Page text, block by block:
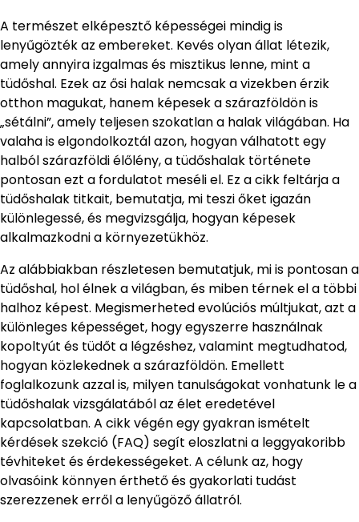
A természet elképesztő képességei mindig is
lenyűgözték az embereket. Kevés olyan állat létezik,
amely annyira izgalmas és misztikus lenne, mint a
tüdőshal. Ezek az ősi halak nemcsak a vizekben érzik
otthon magukat, hanem képesek a szárazföldön is
„sétálni”, amely teljesen szokatlan a halak világában. Ha
valaha is elgondolkoztál azon, hogyan válhatott egy
halból szárazföldi élőlény, a tüdőshalak története
pontosan ezt a fordulatot meséli el. Ez a cikk feltárja a
tüdőshalak titkait, bemutatja, mi teszi őket igazán
különlegessé, és megvizsgálja, hogyan képesek
alkalmazkodni a környezetükhöz.
Az alábbiakban részletesen bemutatjuk, mi is pontosan a
tüdőshal, hol élnek a világban, és miben térnek el a többi
halhoz képest. Megismerheted evolúciós múltjukat, azt a
különleges képességet, hogy egyszerre használnak
kopoltyút és tüdőt a légzéshez, valamint megtudhatod,
hogyan közlekednek a szárazföldön. Emellett
foglalkozunk azzal is, milyen tanulságokat vonhatunk le a
tüdőshalak vizsgálatából az élet eredetével
kapcsolatban. A cikk végén egy gyakran ismételt
kérdések szekció (FAQ) segít eloszlatni a leggyakoribb
tévhiteket és érdekességeket. A célunk az, hogy
olvasóink könnyen érthető és gyakorlati tudást
szerezzenek erről a lenyűgöző állatról.